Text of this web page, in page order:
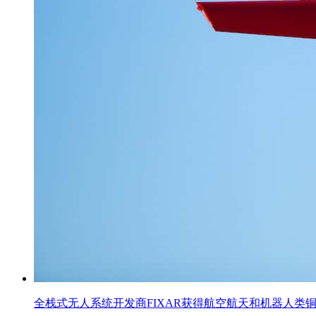
全栈式无人系统开发商FIXAR获得航空航天和机器人类